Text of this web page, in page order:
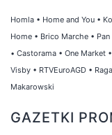
Homla • Home and You •
Home • Brico Marche •
• Castorama • One Market •
Visby • RTVEuroAGD •
Makarowski
GAZETKI